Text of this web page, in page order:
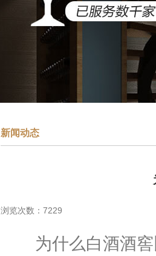
新闻动态
浏览次数：7229
为什么白酒酒窖